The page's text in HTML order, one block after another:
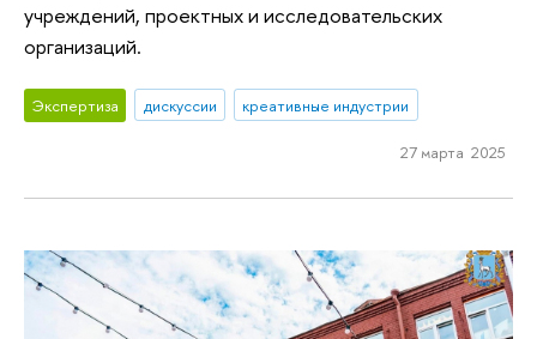
учреждений, проектных и исследовательских
организаций.
Экспертиза дискуссии креативные индустрии
27 марта 2025